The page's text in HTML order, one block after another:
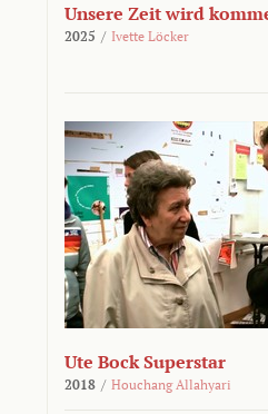
Unsere Zeit wird
2025 / Ivette Löcker
Ute Bock Superstar
2018 / Houchang Allahyari